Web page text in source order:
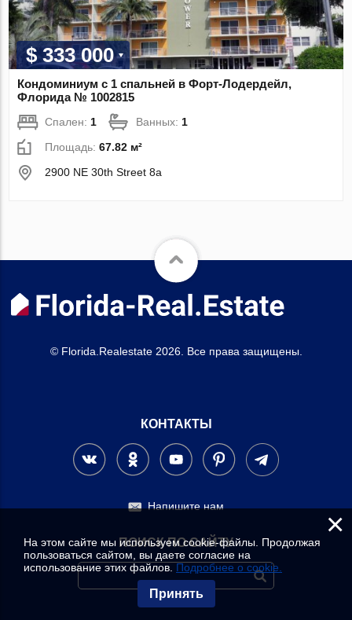
$ 333 000
Кондоминиум с 1 спальней в Форт-Лодердейл,
Флорида № 1002815
Спален: 1 Ванных: 1
Площадь:67.82 м²
2900 NE 30th Street 8a
© Florida.Realestate 2026. Все права защищены.
КОНТАКТЫ
Напишите нам
ПОИСК ПО САЙТУ
×
На этом сайте мы используем cookie-файлы. Продолжая
пользоваться сайтом, вы даете согласие на
использование этих файлов. Подробнее о cookie.
Принять